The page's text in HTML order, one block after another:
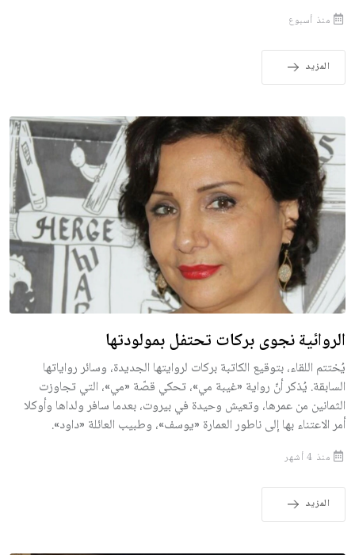
منذ أسبوع
المزيد
الروائية نجوى بركات تحتفل بمولودتها
يُختتم اللقاء، بتوقيع الكاتبة بركات لروايتها الجديدة، وسائر رواياتها
السابقة. يُذكر أنّ رواية «غيبة مي»، تحكي قصّة «مي»، التي تجاوزت
الثمانين من عمرها، وتعيش وحيدة في بيروت، بعدما سافر ولداها وأوكلا
أمر الاعتناء بها إلى ناطور العمارة «يوسف»، وطبيب العائلة «داود».
منذ 4 أشهر
المزيد